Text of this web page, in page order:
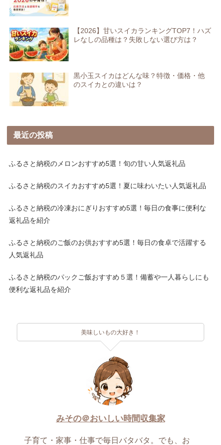
【2026】甘いスイカランキングTOP7！ハズ
レなしの品種は？失敗しない選び方は？
黒小玉スイカはどんな味？特徴・価格・他
のスイカとの違いは？
最近の投稿
ふるさと納税のメロンおすすめ5選！旬の甘い人気返礼品
ふるさと納税のスイカおすすめ5選！夏に味わいたい人気返礼品
ふるさと納税の冷凍おにぎりおすすめ5選！毎日の食事に便利な
返礼品を紹介
ふるさと納税のご飯のお供おすすめ5選！毎日の食卓で活躍する
人気返礼品
ふるさと納税のパックご飯おすすめ５選！備蓄や一人暮らしにも
便利な返礼品を紹介
美味しいもの大好き！
みその＠おいしい時間収集家
子育て・家事・仕事で毎日バタバタ。でも、お